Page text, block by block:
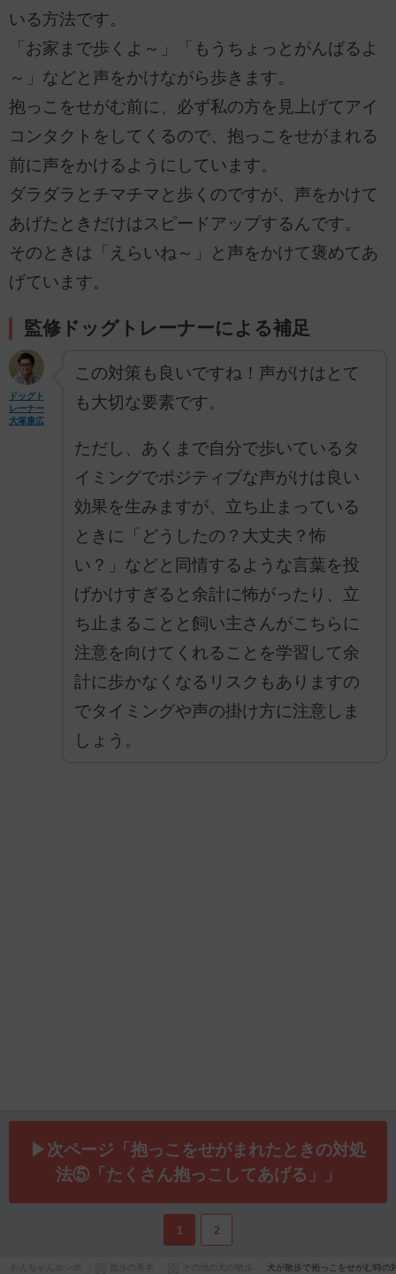
いる方法です。
「お家まで歩くよ～」「もうちょっとがんばるよ
～」などと声をかけながら歩きます。
抱っこをせがむ前に、必ず私の方を見上げてアイ
コンタクトをしてくるので、抱っこをせがまれる
前に声をかけるようにしています。
ダラダラとチマチマと歩くのですが、声をかけて
あげたときだけはスピードアップするんです。
そのときは「えらいね～」と声をかけて褒めてあ
げています。
監修ドッグトレーナーによる補足
ドッグト
レーナー
大塚康広
この対策も良いですね！声がけはとて
も大切な要素です。
ただし、あくまで自分で歩いているタ
イミングでポジティブな声がけは良い
効果を生みますが、立ち止まっている
ときに「どうしたの？大丈夫？怖
い？」などと同情するような言葉を投
げかけすぎると余計に怖がったり、立
ち止まることと飼い主さんがこちらに
注意を向けてくれることを学習して余
計に歩かなくなるリスクもありますの
でタイミングや声の掛け方に注意しま
しょう。
▶次ページ「抱っこをせがまれたときの対処
法⑤「たくさん抱っこしてあげる」」
1 2
その他の犬の散歩 犬が散歩で抱っこをせがむ時の